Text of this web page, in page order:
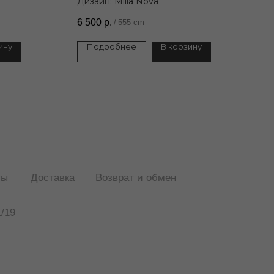
6 500 р. / 555 cm
Подробнее В корзину
Доставка Возврат и обмен
19